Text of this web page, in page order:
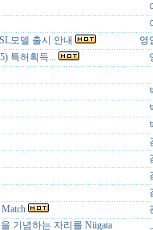
모델 출시 안내
영
특허획득...
기념하는 자리를 Niigata